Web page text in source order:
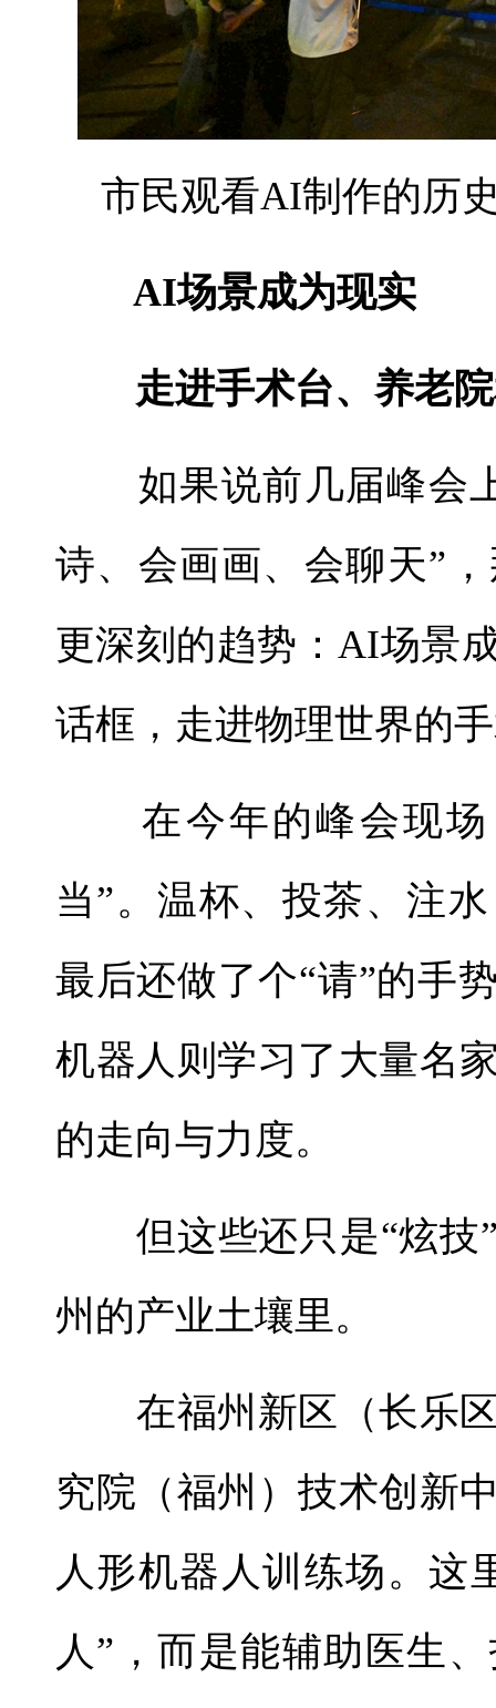
市民观看AI制作的历
AI场景成为现实
走进手术台、养老院
如果说前几届峰会上
诗、会画画、会聊天”
更深刻的趋势：AI场景
话框，走进物理世界的
在今年的峰会现场
当”。温杯、投茶、注
最后还做了个“请”的手
机器人则学习了大量名
的走向与力度。
但这些还只是“炫技”
州的产业土壤里。
在福州新区（长乐区
究院（福州）技术创新
人形机器人训练场。这
人”，而是能辅助医生